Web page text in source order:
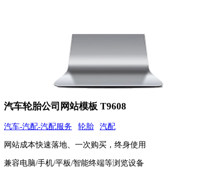
汽车轮胎公司网站模板 T9608
汽车-汽配-汽配服务 轮胎 汽配
网站成本快速落地、一次购买，终身使用
兼容电脑/手机/平板/智能终端等浏览设备